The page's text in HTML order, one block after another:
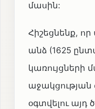
մասին:
Հիշեցնենք,
անձ (1625
աջակցության
օգտվելու այդ